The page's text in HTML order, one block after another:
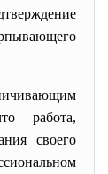
работа,
своего